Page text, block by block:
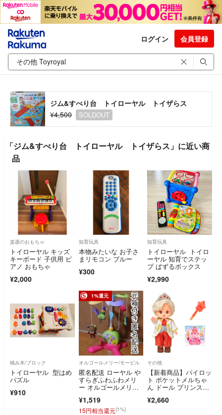
ログイン 会員登録
ジム&すべり台 トイローヤル トイザらス
¥4,500
SOLDOUT
「ジム&すべり台 トイローヤル トイザらス」に近い商
品
楽器のおもちゃ
トイローヤル キッズ
キーボード 子供用 ピ
アノ おもちゃ
¥2,000
知育玩具
本物みたいな お子さ
まリモコン ブルー
¥300
知育玩具
トイローヤル トイロ
ーヤル 知育でステッ
プ ぱずるボックス
¥2,990
積み木/ブロック
トイローヤル 型はめ
パズル
¥910
1%還元
オルゴールメリー/モービル
匿名配送 ローヤル や
すらぎふわふわメリ
ー オルゴールメリー
¥1,519
15円相当還元(1%)
その他
【新着商品】パイロッ
ト ポケットメルちゃ
ん ドール プリンスダ
¥2,660